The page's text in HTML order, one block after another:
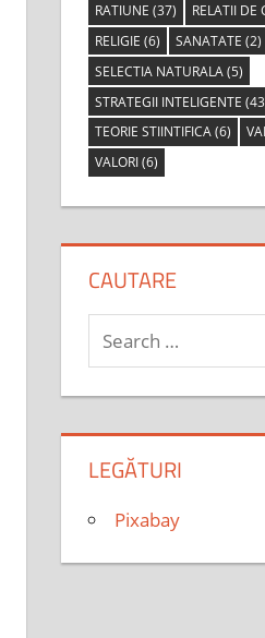
RATIUNE (37) RELATII DE
RELIGIE (6) SANATATE (2)
SELECTIA NATURALA(5)
STRATEGII INTELIGENTE
TEORIE STIINTIFICA(6)
VALORI(6)
CAUTARE
Search
for:
LEGĂTURI
Pixabay